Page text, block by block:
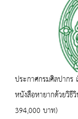
ประกาศกรมศิลปากร
หนังสือหายากด้วยวิธีวิ
394,000 บาท)